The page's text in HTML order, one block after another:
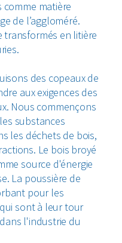
matière
de l’aggloméré.
transformés en litière
des copeaux de
aux exigences des
Nous commençons
substances
les déchets de bois,
Le bois broyé
source d'énergie
La poussière de
pour les
sont à leur tour
l'industrie du